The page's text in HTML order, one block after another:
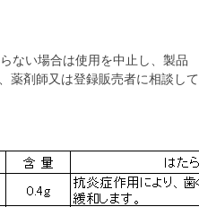
ない場合は使用を中止し、製品
薬剤師又は登録販売者に相談して